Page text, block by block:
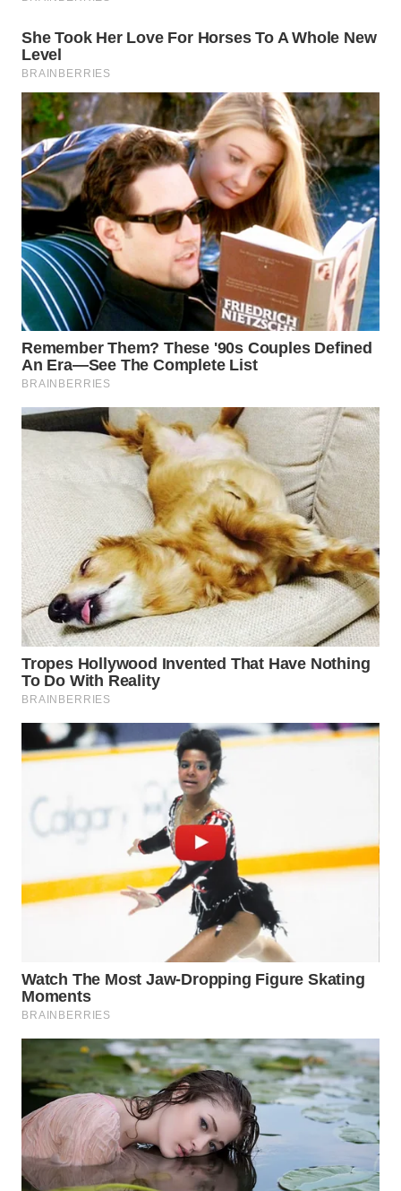
MAJALENGKA
WN
SUBANG
WN
SUKABUMI
WN
PURWAKARTA
WN
PRIANGAN
TIMUR
WN
WN
BOROBUDUR
WN
MADURA
WN
SURABAYA
NATUNA
BINTAN
WN
LABUANBAJO
WN
BORNEO
Wahana
Media
Group
WAHANA